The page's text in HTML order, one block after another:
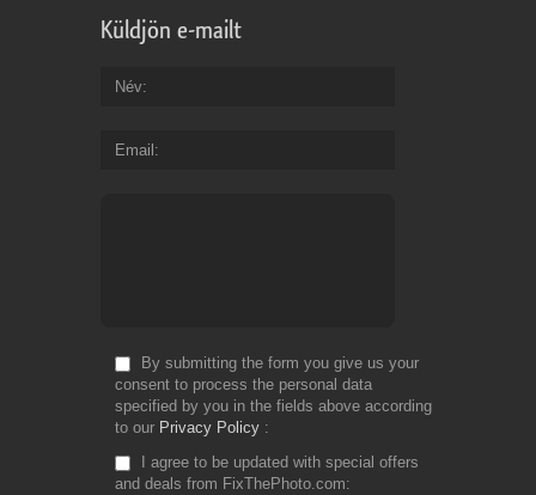
Küldjön e-mailt
Név
Email
By submitting the form you give us your
consent to process the personal data
specified by you in the fields above according
to our Privacy Policy
I agree to be updated with special offers
and deals from FixThePhoto.com